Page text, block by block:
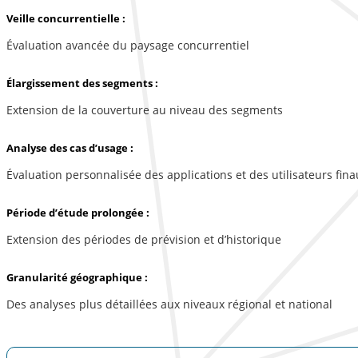
Veille concurrentielle :
Évaluation avancée du paysage concurrentiel
Élargissement des segments :
Extension de la couverture au niveau des segments
Analyse des cas d’usage :
Évaluation personnalisée des applications et des utilisateurs
Période d’étude prolongée :
Extension des périodes de prévision et d’historique
Granularité géographique :
Des analyses plus détaillées aux niveaux régional et national